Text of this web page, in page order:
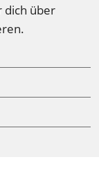
dich über